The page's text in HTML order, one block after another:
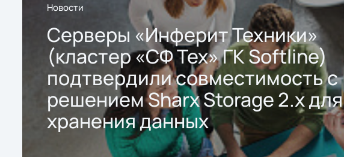
Новости
Серверы «Инферит Техники»
(кластер «СФ Тех» ГК Softline)
подтвердили совместимость с
решением Sharx Storage 2.x для
хранения данных